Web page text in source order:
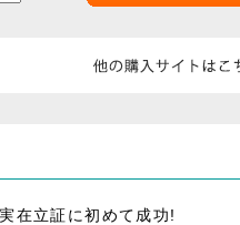
在立証に初めて成功!